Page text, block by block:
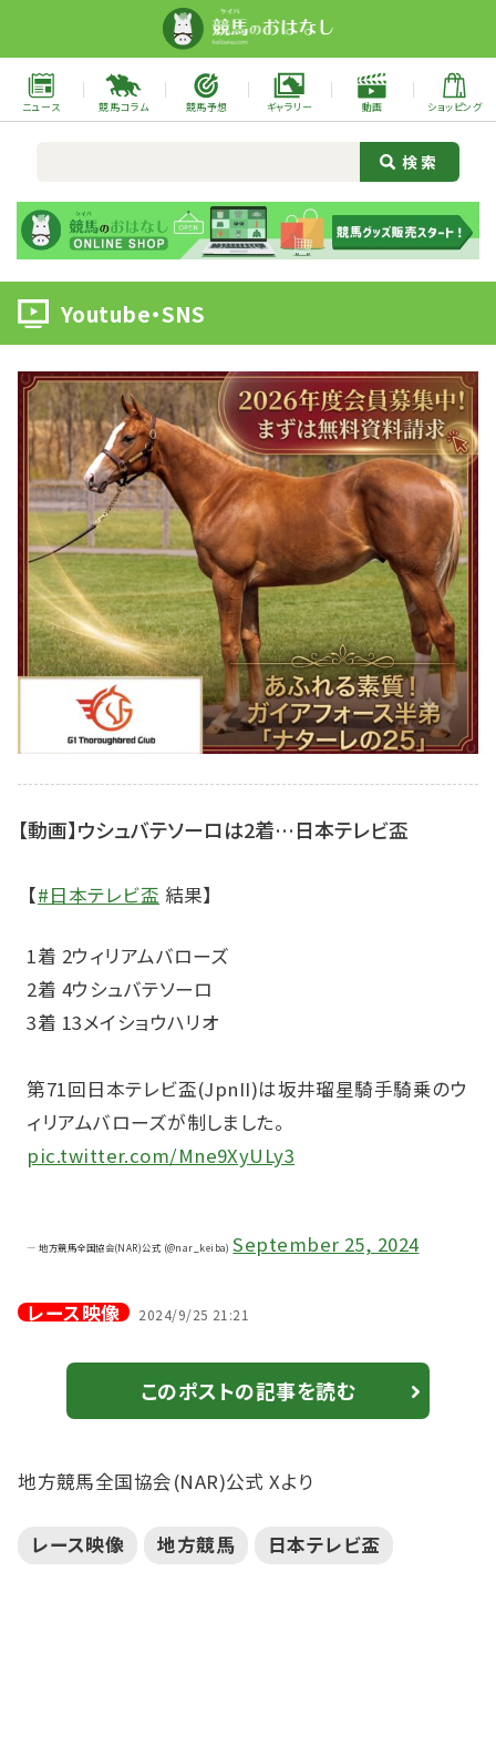
ニュース 競馬コラム 競馬予想 ギャラリー 動画 ショッピング
Youtube・SNS
【動画】ウシュバテソーロは2着…日本テレビ盃
【#日本テレビ盃 結果】
1着 2ウィリアムバローズ
2着 4ウシュバテソーロ
3着 13メイショウハリオ
第71回日本テレビ盃(JpnII)は坂井瑠星騎手騎乗のウ
ィリアムバローズが制しました。
pic.twitter.com/Mne9XyULy3
— 地方競馬全国協会(NAR)公式 (@nar_keiba)September 25, 2024
レース映像 2024/9/25 21:21
このポストの記事を読む
地方競馬全国協会(NAR)公式 Xより
レース映像 地方競馬 日本テレビ盃